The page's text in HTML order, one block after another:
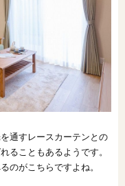
通すレースカーテンとの
ることもあるようです。
のがこちらですよね。